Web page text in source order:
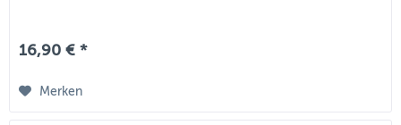
16,90 € *
Merken